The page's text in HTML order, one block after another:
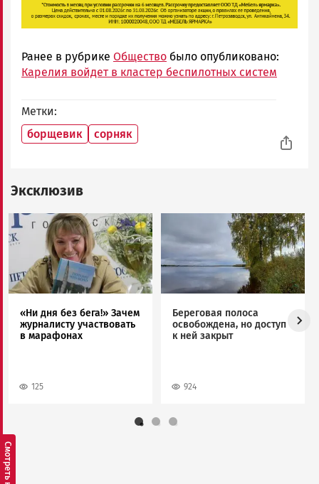
Ранее в рубрике Общество было опубликовано:
Карелия войдет в кластер беспилотных систем
Метки
борщевик
сорняк
Эксклюзив
Image
«Ни дня без бега!» Зачем
журналисту участвовать
в марафонах
125
Береговая полоса
освобождена, но доступ
к ней закрыт
924